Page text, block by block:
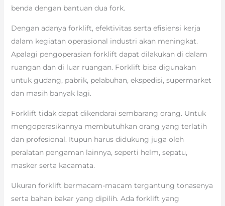
benda dengan bantuan dua fork.
Dengan adanya forklift, efektivitas serta efisiensi kerja
dalam kegiatan operasional industri akan meningkat.
Apalagi pengoperasian forklift dapat dilakukan di dalam
ruangan dan di luar ruangan. Forklift bisa digunakan
untuk gudang, pabrik, pelabuhan, ekspedisi, supermarket
dan masih banyak lagi.
Forklift tidak dapat dikendarai sembarang orang. Untuk
mengoperasikannya membutuhkan orang yang terlatih
dan profesional. Itupun harus didukung juga oleh
peralatan pengaman lainnya, seperti helm, sepatu,
masker serta kacamata.
Ukuran forklift bermacam-macam tergantung tonasenya
serta bahan bakar yang dipilih. Ada forklift yang